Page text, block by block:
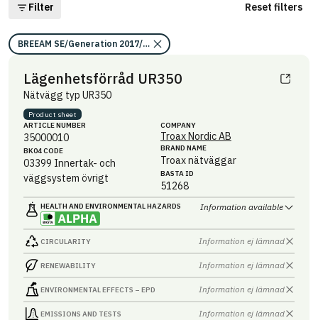
Filter Reset filters
BREEAM SE/Generation 2017/Kriterium: Mat 07 Farliga ämnen/
Lägenhetsförråd UR350
Nätvägg typ UR350
Product sheet
ARTICLE NUMBER
35000010
BK04 CODE
03399 Innertak- och
väggsystem övrigt
COMPANY
Troax Nordic AB
BRAND NAME
Troax nätväggar
BASTA ID
51268
HEALTH AND ENVIRONMENTAL HAZARDS Information available
CIRCULARITY Information ej lämnad
RENEWABILITY Information ej lämnad
ENVIRONMENTAL EFFECTS – EPD Information ej lämnad
EMISSIONS AND TESTS Information ej lämnad